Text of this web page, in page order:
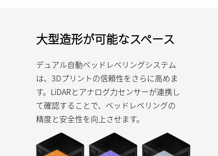
大型造形が可能なスペース
デュアル自動ベッドレベリングシステム
は、3Dプリントの信頼性をさらに高めま
す。LiDARとアナログ力センサーが連携し
て確認することで、ベッドレベリングの
精度と安全性を向上させます。